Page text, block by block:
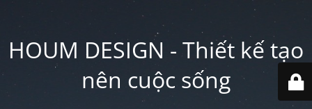
HOUM DESIGN - Thiết kế tạo
nên cuộc sống